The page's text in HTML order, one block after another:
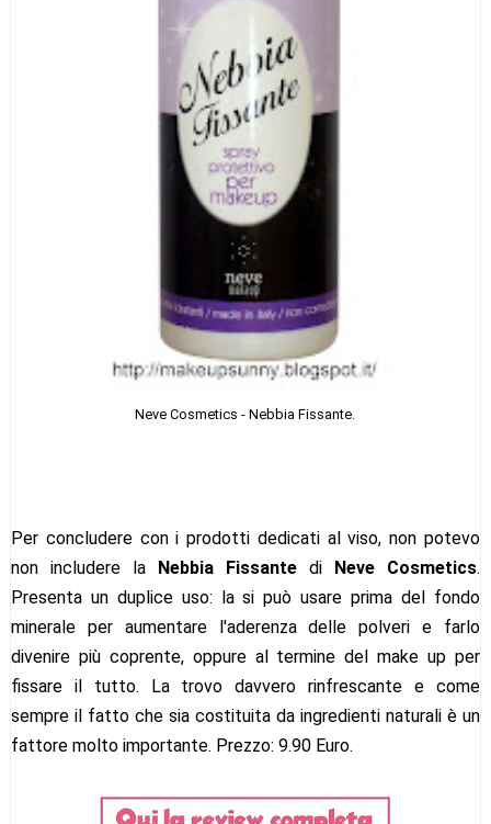
Neve Cosmetics - Nebbia Fissante.
Per concludere con i prodotti dedicati al viso, non potevo
non includere la Nebbia Fissante di Neve Cosmetics.
Presenta un duplice uso: la si può usare prima del fondo
minerale per aumentare l'aderenza delle polveri e farlo
divenire più coprente, oppure al termine del make up per
fissare il tutto. La trovo davvero rinfrescante e come
sempre il fatto che sia costituita da ingredienti naturali è un
fattore molto importante. Prezzo: 9.90 Euro.